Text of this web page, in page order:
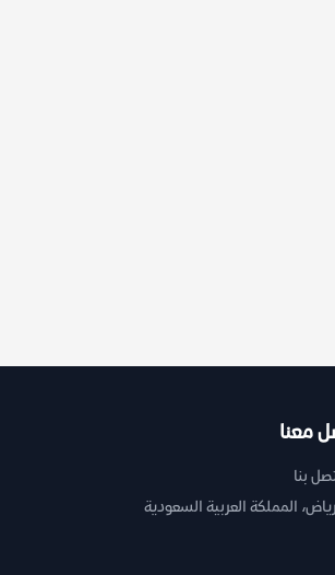
معنا
بنا
المملكة العربية السعودية